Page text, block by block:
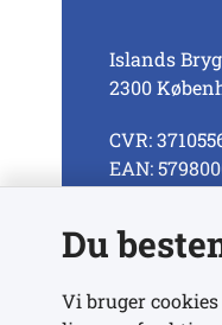
Islands
2300
CVR:
EAN:
Se alle
Du
Vi bruger